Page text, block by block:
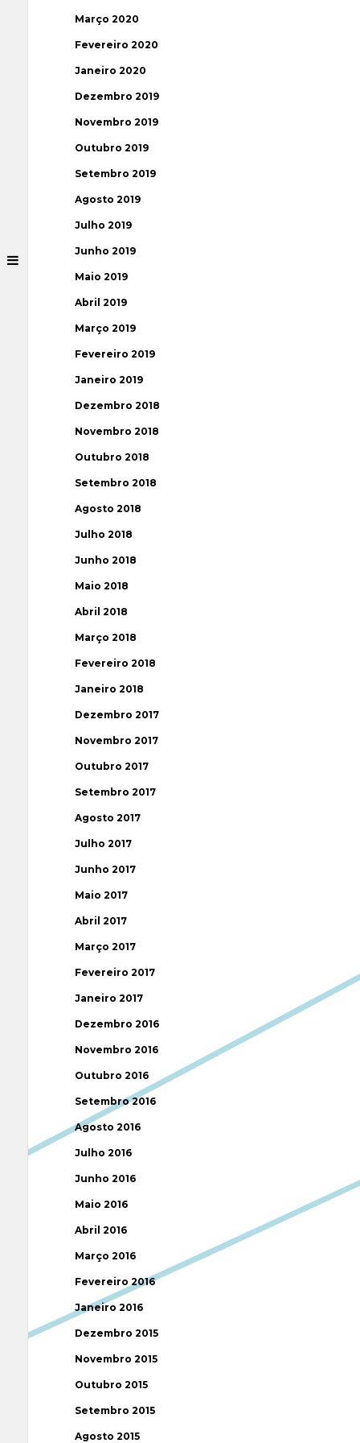
Março 2020
Fevereiro 2020
Janeiro 2020
Dezembro 2019
Novembro 2019
Outubro 2019
Setembro 2019
Agosto 2019
Julho 2019
Junho 2019
Maio 2019
Abril 2019
Março 2019
Fevereiro 2019
Janeiro 2019
Dezembro 2018
Novembro 2018
Outubro 2018
Setembro 2018
Agosto 2018
Julho 2018
Junho 2018
Maio 2018
Abril 2018
Março 2018
Fevereiro 2018
Janeiro 2018
Dezembro 2017
Novembro 2017
Outubro 2017
Setembro 2017
Agosto 2017
Julho 2017
Junho 2017
Maio 2017
Abril 2017
Março 2017
Fevereiro 2017
Janeiro 2017
Dezembro 2016
Novembro 2016
Outubro 2016
Setembro 2016
Agosto 2016
Julho 2016
Junho 2016
Maio 2016
Abril 2016
Março 2016
Fevereiro 2016
Janeiro 2016
Dezembro 2015
Novembro 2015
Outubro 2015
Setembro 2015
Agosto 2015